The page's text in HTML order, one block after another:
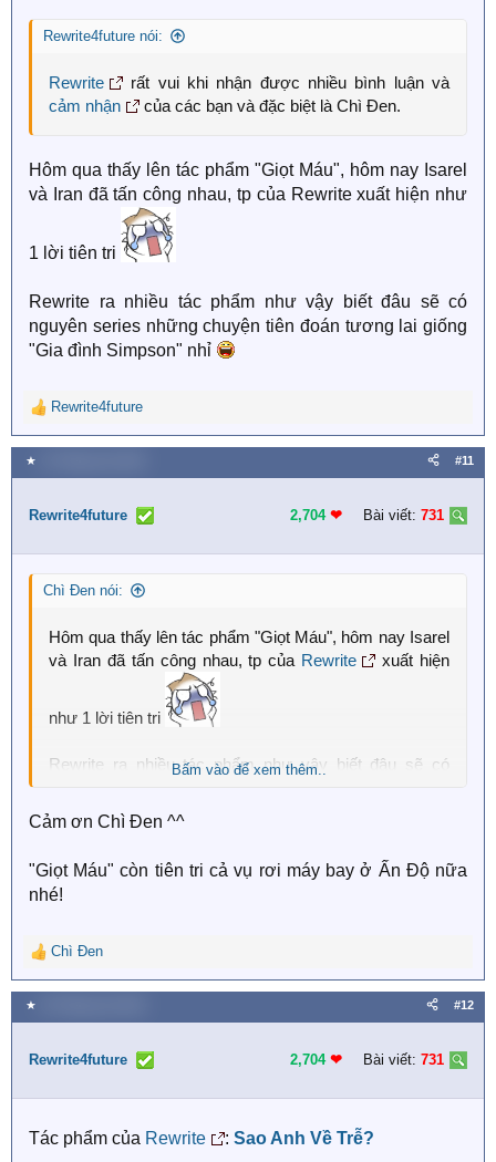
s
Rewrite4future nói:
Rewrite
rất vui khi nhận được nhiều bình luận và
cảm nhận
của các bạn và đặc biệt là Chì Đen.
Hôm qua thấy lên tác phẩm "Giọt Máu", hôm nay Isarel
và Iran đã tấn công nhau, tp của Rewrite xuất hiện như
1 lời tiên tri
Rewrite ra nhiều tác phẩm như vậy biết đâu sẽ có
nguyên series những chuyện tiên đoán tương lai giống
"Gia đình Simpson" nhỉ
R
e
a
c
i
n
s
Rewrite4future
★ #11
Rewrite4future 2,704 ❤︎ Bài viết: 731
Chì Đen nói:
Hôm qua thấy lên tác phẩm "Giọt Máu", hôm nay Isarel
và Iran đã tấn công nhau, tp của Rewrite xuất hiện
như 1 lời tiên tri
Rewrite ra nhiều tác phẩm như vậy biết đâu sẽ có
nguyên series những chuyện tiên đoán tương lai giống
"Gia đình Simpson" nhỉ
Bấm vào để xem thêm..
Cảm ơn Chì Đen ^^
"Giọt Máu" còn tiên tri cả vụ rơi máy bay ở Ấn Độ nữa
nhé!
R
e
a
c
i
n
:
Chì Đen
★ #12
Rewrite4future 2,704 ❤︎ Bài viết: 731
Tác phẩm của Rewrite : Sao Anh Về Trễ?